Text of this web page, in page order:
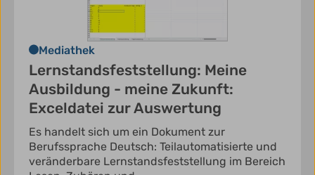
Mediathek
Lernstandsfeststellung: Meine
Ausbildung - meine Zukunft:
Exceldatei zur Auswertung
Es handelt sich um ein Dokument zur
Berufssprache Deutsch: Teilautomatisierte und
veränderbare Lernstandsfeststellung im Bereich